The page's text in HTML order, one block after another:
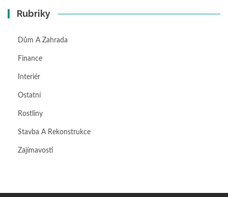
Rubriky
Dům A Zahrada
Finance
Interiér
Ostatní
Rostliny
Stavba A Rekonstrukce
Zajímavosti